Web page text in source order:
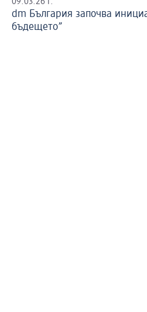
dm България започва
бъдещето”